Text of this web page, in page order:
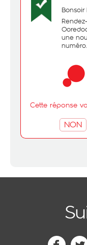
une
numéro.
Cette réponse
NON